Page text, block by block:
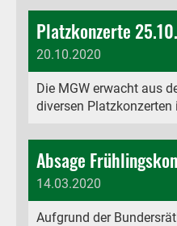
Platzkonzerte
20.10.2020
Die MGW erwacht aus
diversen
Absage
14.03.2020
Aufgrund der